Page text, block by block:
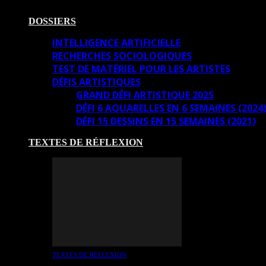
DOSSIERS
INTELLIGENCE ARTIFICIELLE
RECHERCHES SOCIOLOGIQUES
TEST DE MATÉRIEL POUR LES ARTISTES
DÉFIS ARTISTIQUES
GRAND DÉFI ARTISTIQUE 2025
DÉFI 6 AQUARELLES EN 6 SEMAINES (2024)
DÉFI 15 DESSINS EN 15 SEMAINES (2021)
TEXTES DE RÉFLEXION
TEXTES DE RÉFLEXION